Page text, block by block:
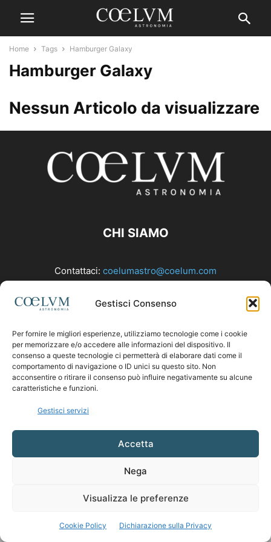
Gestisci Consenso
Per fornire le migliori esperienze, utilizziamo tecnologie come i cookie
per memorizzare e/o accedere alle informazioni del dispositivo. Il
consenso a queste tecnologie ci permetterà di elaborare dati come il
comportamento di navigazione o ID unici su questo sito. Non
acconsentire o ritirare il consenso può influire negativamente su alcune
caratteristiche e funzioni.
Gestisci servizi
Accetta
Nega
Visualizza le preferenze
Cookie Policy Dichiarazione sulla Privacy
Home Tags Hamburger Galaxy
Hamburger Galaxy
Nessun Articolo da visualizzare
CHI SIAMO
Contattaci: coelumastro@coelum.com
SEGUICI